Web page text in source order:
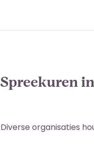
Spreekuren
Diverse organisaties